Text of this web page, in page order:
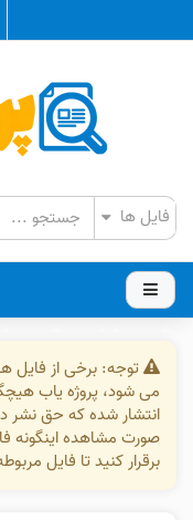
توجه: برخی از فایل
می شود، پروژه یاب
انتشار شده که حق نشر
صورت مشاهده اینگونه
برقرار کنید تا فایل